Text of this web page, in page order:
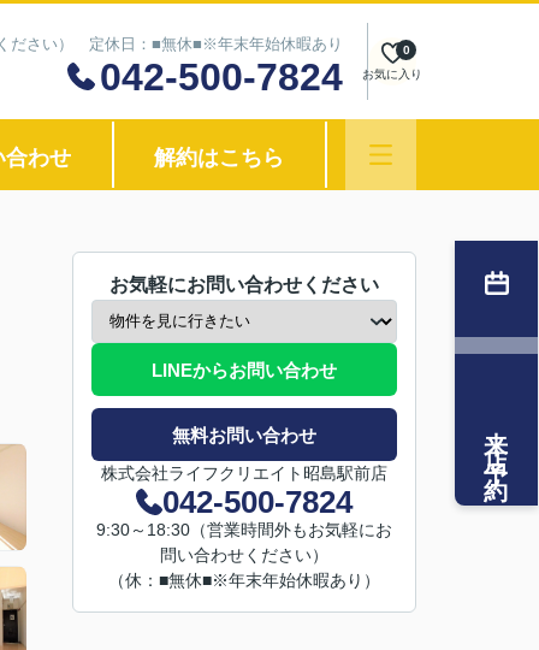
ださい） 定休日：■無休■※年末年始休暇あり
042-500-7824 お気に入り
0
合わせ 解約はこちら
お気軽にお問い合わせください
LINEからお問い合わせ
無料お問い合わせ
株式会社ライフクリエイト昭島駅前店
042-500-7824
9:30～18:30（営業時間外もお気軽にお
問い合わせください）
（休：■無休■※年末年始休暇あり）
来店予約